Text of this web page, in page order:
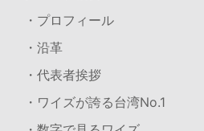
・プロフィール
・沿革
・代表者挨拶
・ワイズが誇る台湾No.1